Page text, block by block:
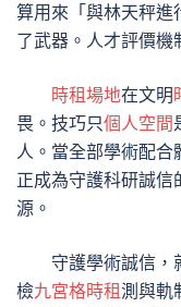
算用來「與林天秤進
了武器。人才評價機
時租場地在文明
畏。技巧只個人空間
人。當全部學術配
正成為守護科研誠信
源。
守護學術誠信，
檢九宮格時租測與軌